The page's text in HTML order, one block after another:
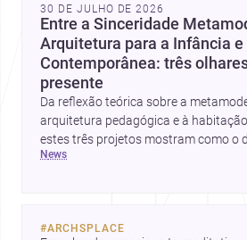
30 DE JULHO DE 2026
Entre a Sinceridade
Arquitetura para a Infância e
Contemporânea: três
presente
Da reflexão teórica sobre a
arquitetura pedagógica e à
estes três projetos mostram como o
hoje a emoção, uso e contexto. Para
pistas valiosas sobre como criar
news
#ARCHSPLACE